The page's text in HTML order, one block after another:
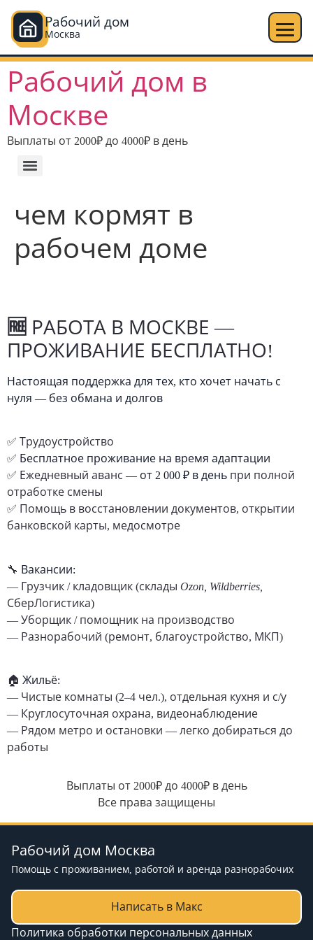
Рабочий дом
Москва
Перейти
содержимому
Рабочий дом в
Москве
Выплаты от 2000₽ до 4000₽ в день
чем кормят в
рабочем доме
🆓 РАБОТА В МОСКВЕ —
ПРОЖИВАНИЕ БЕСПЛАТНО!
Настоящая поддержка для тех, кто хочет начать с
нуля — без обмана и долгов
✅ Трудоустройство
✅ Бесплатное проживание на время адаптации
✅ Ежедневный аванс — от 2 000 ₽ в день при полной
отработке смены
✅ Помощь в восстановлении документов, открытии
банковской карты, медосмотре
🔧 Вакансии:
— Грузчик / кладовщик (склады Ozon, Wildberries,
СберЛогистика)
— Уборщик / помощник на производство
— Разнорабочий (ремонт, благоустройство, МКП)
🏠 Жильё:
— Чистые комнаты (2–4 чел.), отдельная кухня и с/у
— Круглосуточная охрана, видеонаблюдение
— Рядом метро и остановки — легко добираться до
работы
Выплаты от 2000₽ до 4000₽ в день
Все права защищены
Рабочий дом Москва
Помощь с проживанием, работой и аренда разнорабочих
Написать в Макс
Политика обработки персональных данных